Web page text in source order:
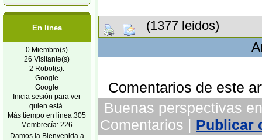
En linea
0 Miembro(s)
26 Visitante(s)
2 Robot(s):
Google
Google
Inicia sesión para ver
quien está.
Más tiempo en linea:305
Membrecía: 226
Damos la Bienvenida a
(1377 leidos)
Comentarios de este
Buenas perspectivas
Comentarios | Publicar